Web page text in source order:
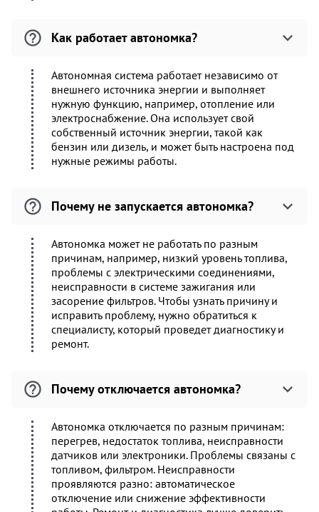
Как работает автономка?
Автономная система работает независимо от
внешнего источника энергии и выполняет
нужную функцию, например, отопление или
электроснабжение. Она использует свой
собственный источник энергии, такой как
бензин или дизель, и может быть настроена под
нужные режимы работы.
Почему не запускается автономка?
Автономка может не работать по разным
причинам, например, низкий уровень топлива,
проблемы с электрическими соединениями,
неисправности в системе зажигания или
засорение фильтров. Чтобы узнать причину и
исправить проблему, нужно обратиться к
специалисту, который проведет диагностику и
ремонт.
Почему отключается автономка?
Автономка отключается по разным причинам:
перегрев, недостаток топлива, неисправности
датчиков или электроники. Проблемы связаны с
топливом, фильтром. Неисправности
проявляются разно: автоматическое
отключение или снижение эффективности